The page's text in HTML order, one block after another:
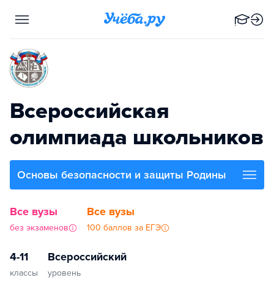
Всероссийская
олимпиада школьников
Основы безопасности и защиты Родины
Все вузы
без экзаменов
Все вузы
100 баллов за ЕГЭ
4-11
классы
Всероссийский
уровень